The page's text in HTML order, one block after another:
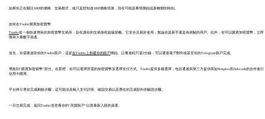
如果你正在關注XRP的價格、交易模式，或只是想知道XRP價格預測，現在可能是事情開始認真轉變的時刻。
如何在Toobit購買加密貨幣
Toobit是一個快速增長的加密貨幣交易所，旨在讓你的交易旅程超級順暢。它安全且易於使用，無論你是新手還是有經驗的用戶。此外，你可以購買加密貨幣，立即
獲得大量數字資產。
首先，你需要資助你的Toobit賬戶，這從在Toobit上創建你的賬戶開始。註冊過程只需2分鐘，可以通過電子郵件或甚至你的Telegram賬戶完成。
導航到“購買加密貨幣”部分。在那裡，你可以選擇所需的加密貨幣並選擇支付方式。Toobit提供多種選擇，包括通過與第三方提供商如Simplex和Advcash的合作進行
信用卡購買。
平台將引導你完成剩餘步驟，這可能涉及輸入支付詳情、確認交易以及潛在的完成額外的驗證步驟。
一旦交易完成，返回Toobit並查看你的“現貨賬戶”以查看新入賬的資產。